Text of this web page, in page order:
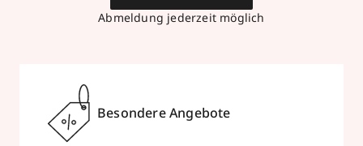
Abmeldung jederzeit möglich
Besondere Angebote